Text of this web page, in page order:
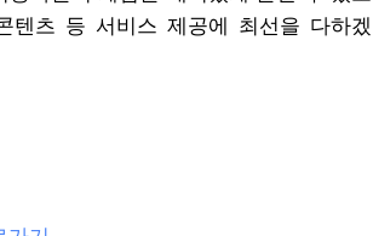
츠 등 서비스 제공에 최선을 다하겠